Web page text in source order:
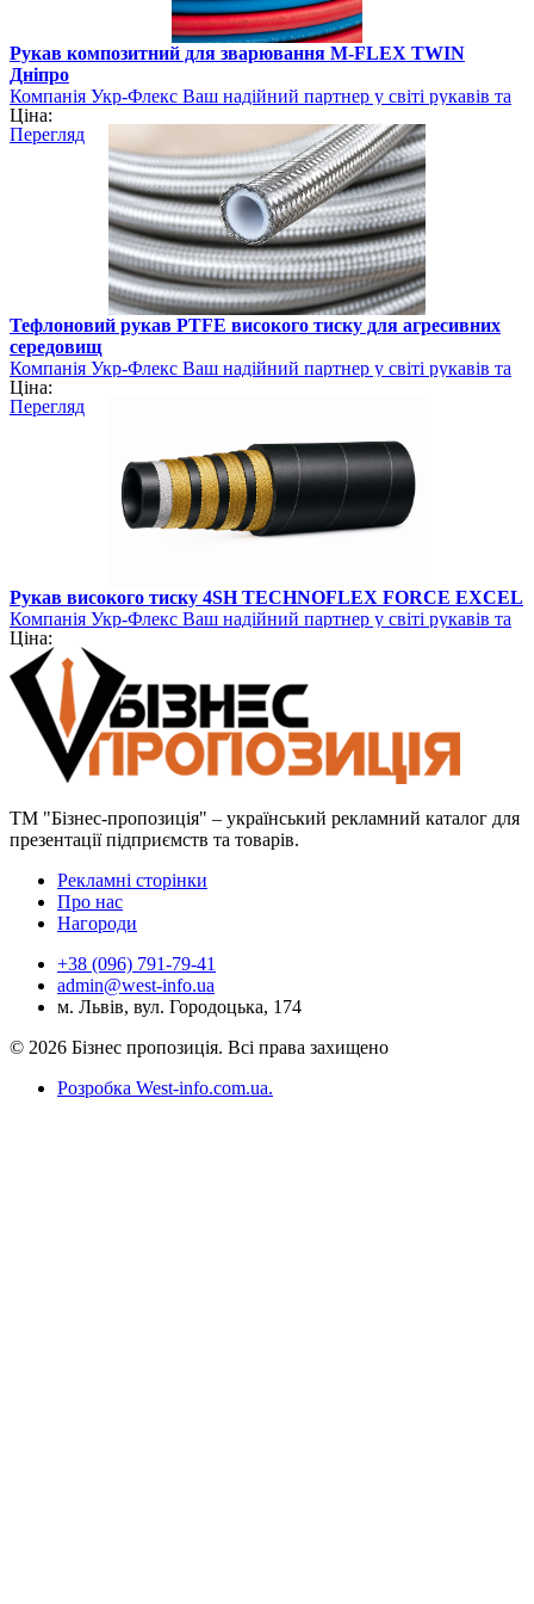
Рукав композитний для зварювання M-FLEX TWIN
Дніпро
Компанія Укр-Флекс Ваш надійний партнер у світі рукавів та
шлангів
Ціна:
Перегляд
Тефлоновий рукав PTFE високого тиску для агресивних
середовищ
Компанія Укр-Флекс Ваш надійний партнер у світі рукавів та
шлангів
Ціна:
Перегляд
Рукав високого тиску 4SH TECHNOFLEX FORCE EXCEL
Компанія Укр-Флекс Ваш надійний партнер у світі рукавів та
шлангів
Ціна:
ТМ "Бізнес-пропозиція" – український рекламний каталог для
презентації підприємств та товарів.
Рекламні сторінки
Про нас
Нагороди
+38 (096) 791-79-41
admin@west-info.ua
м. Львів, вул. Городоцька, 174
© 2026 Бізнес пропозиція. Всі права захищено
Розробка West-info.com.ua.